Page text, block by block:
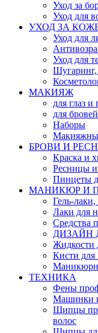
Уход за
Уход для
УХОД ЗА
Уход для
Уход для
МАКИЯЖ
для глаз и
для бровей
Наборы
БРОВИ И
Краска и
Ресницы
Пинцеты
МАНИКЮР И
Гель-
Лаки для
Средства
ДИЗАЙН
Жидкости
Кисти для
ТЕХНИКА
Фены
Машинки
Щипцы
волос